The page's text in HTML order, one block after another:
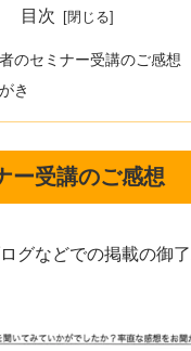
目次
のセミナー受講のご感想
き
ー受講のご感想
グなどでの掲載の御